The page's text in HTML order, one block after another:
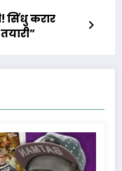
सिंधु करार